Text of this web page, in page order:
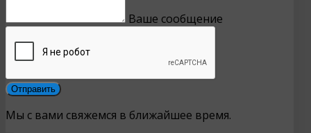
Ваше сообщение
Мы с вами свяжемся в ближайшее время.